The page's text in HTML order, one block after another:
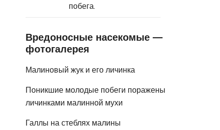
побега.
Вредоносные насекомые —
фотогалерея
Малиновый жук и его личинка
Поникшие молодые побеги поражены
личинками малинной мухи
Галлы на стеблях малины